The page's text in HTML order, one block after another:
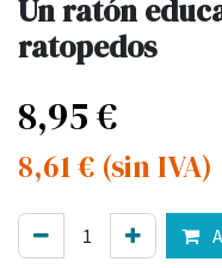
Un ratón
ratopedos
8,95€
8,61€ (sin IVA)